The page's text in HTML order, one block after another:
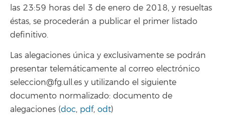
las 23:59 horas del 3 de enero de 2018, y resueltas
éstas, se procederán a publicar el primer listado
definitivo.
Las alegaciones única y exclusivamente se podrán
presentar telemáticamente al correo electrónico
seleccion@fg.ull.es y utilizando el siguiente
documento normalizado: documento de
alegaciones (doc, pdf, odt)